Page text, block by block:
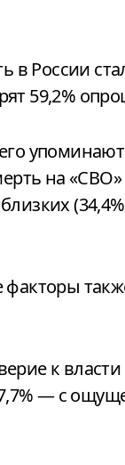
в России
59,2%
на «СВО»
к
— с